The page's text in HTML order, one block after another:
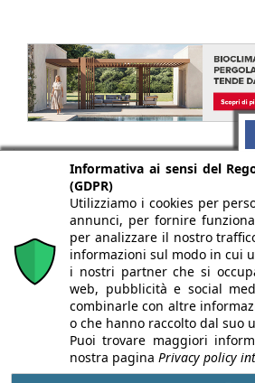
Autori Per la tua
newsletter
Informativa ai sensi del
(GDPR)
Utilizziamo i cookies per
annunci, per fornire
per analizzare il nostro
informazioni sul modo in cui
i nostri partner che si
web, pubblicità e social
combinarle con altre
o che hanno raccolto dal suo
Puoi trovare maggiori
nostra pagina Privacy policy